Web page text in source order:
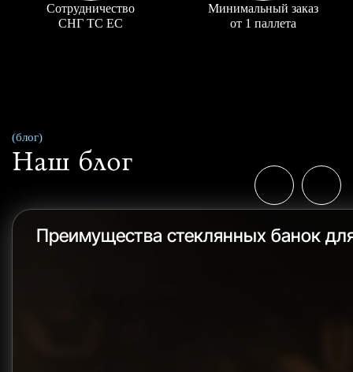
Сотрудничество
СНГ ТС ЕС
Минимальный заказ
от 1 паллета
(блог)
Наш блог
Преимущества стеклянных банок